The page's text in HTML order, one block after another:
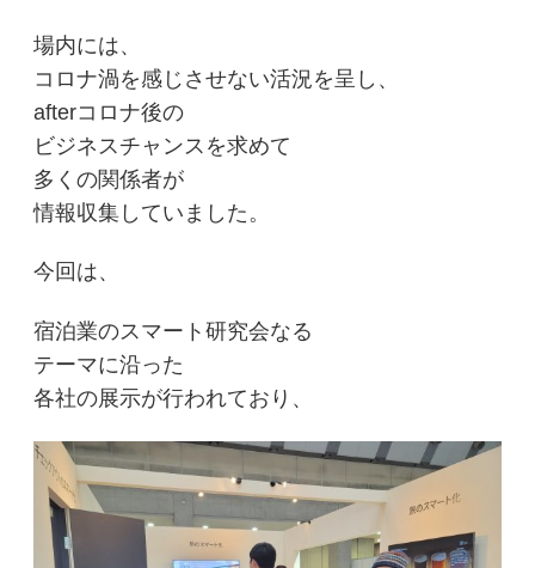
場内には、
コロナ渦を感じさせない活況を呈し、
afterコロナ後の
ビジネスチャンスを求めて
多くの関係者が
情報収集していました。
今回は、
宿泊業のスマート研究会なる
テーマに沿った
各社の展示が行われており、